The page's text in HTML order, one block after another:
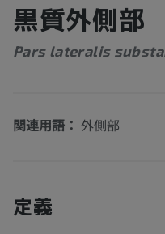
黒質外側部
Pars lateralis
関連用語： 外側部
定義